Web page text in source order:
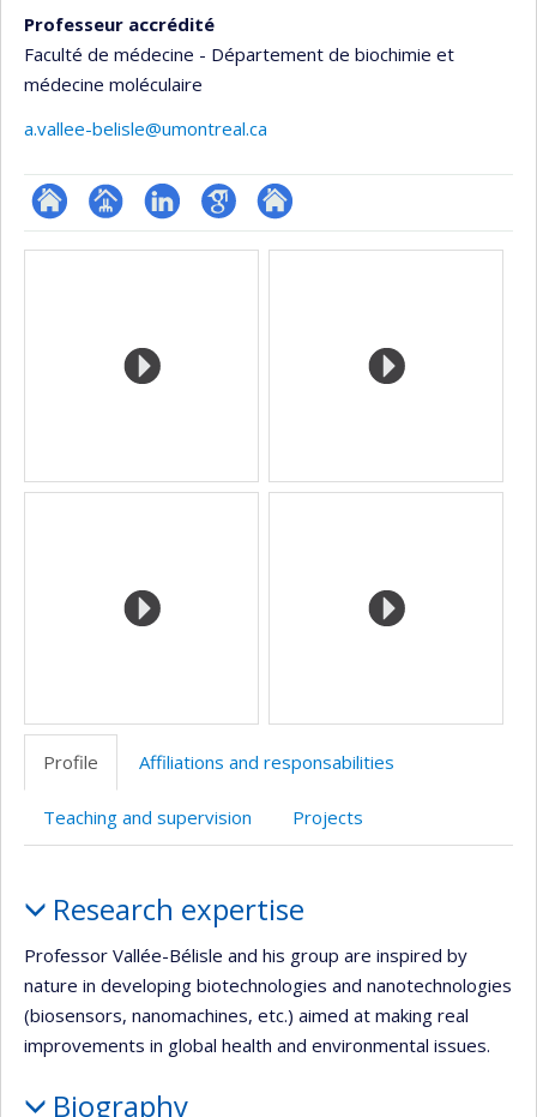
Professeur accrédité
Faculté de médecine - Département de biochimie et
médecine moléculaire
a.vallee-belisle@umontreal.ca
ResearchGate
Page LinkedInGoogleAutre
Media
Profile Affiliations and responsabilities
Teaching and supervision Projects
Research expertise
Professor Vallée-Bélisle and his group are inspired by
nature in developing biotechnologies and nanotechnologies
(biosensors, nanomachines, etc.) aimed at making real
improvements in global health and environmental issues.
Biography